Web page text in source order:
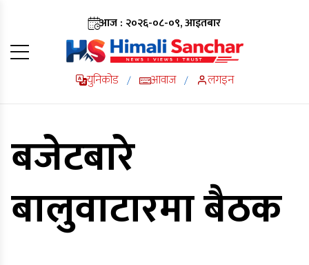
आज : २०२६-०८-०९, आइतबार
युनिकोड / आवाज / लगइन
बजेटबारे
बालुवाटारमा बैठक